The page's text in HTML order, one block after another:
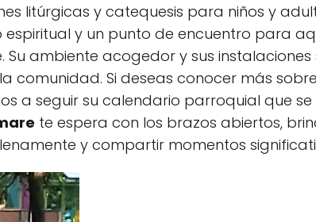
litúrgicas y catequesis para niños y
espiritual y un punto de encuentro para
ambiente acogedor y sus
comunidad. Si deseas conocer más
a seguir su calendario parroquial que
te espera con los brazos abiertos,
y compartir momentos